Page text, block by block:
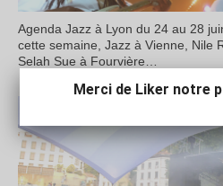
Agenda Jazz à Lyon du 24 au 28
cette semaine, Jazz à Vienne, Nile
Selah Sue à Fourvière…
Merci de Liker notre